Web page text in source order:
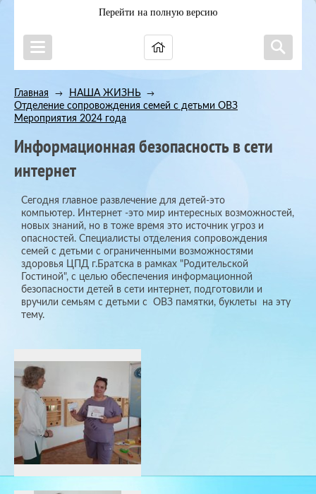
Перейти на полную версию
Главная → НАША ЖИЗНЬ →
Отделение сопровождения семей с детьми ОВЗ
Мероприятия 2024 года
Информационная безопасность в сети
интернет
Сегодня главное развлечение для детей-это
компьютер. Интернет -это мир интересных возможностей,
новых знаний, но в тоже время это источник угроз и
опасностей. Специалисты отделения сопровождения
семей с детьми с ограниченными возможностями
здоровья ЦПД г.Братска в рамках "Родительской
Гостиной", с целью обеспечения информационной
безопасности детей в сети интернет, подготовили и
вручили семьям с детьми с ОВЗ памятки, буклеты на эту
тему.